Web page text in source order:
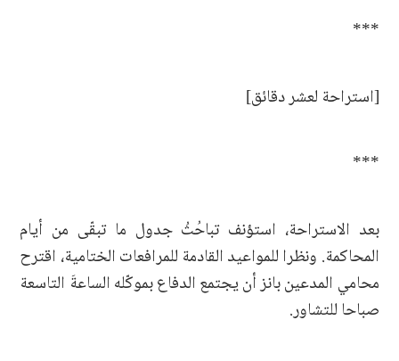
***
[استراحة لعشر دقائق]
***
بعد الاستراحة، استؤنف تباحُثُ جدول ما تبقّى من أيام
المحاكمة. ونظرا للمواعيد القادمة للمرافعات الختامية، اقترح
محامي المدعين بانز أن يجتمع الدفاع بموكّله الساعةَ التاسعة
صباحا للتشاور.